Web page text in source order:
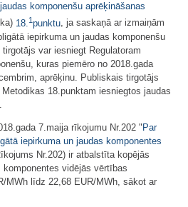
komponenšu aprēķināšanas
18. 1punktu, ja saskaņā ar izmaiņām
iepirkuma un jaudas komponenšu
var iesniegt Regulatoram
kuras piemēro no 2018.gada
aprēķinu. Publiskais tirgotājs
18.punktam iesniegtos jaudas
7.maija rīkojumu Nr.202 "Par
iepirkuma un jaudas komponentes
Nr.202) ir atbalstīta kopējās
vidējās vērtības
MWh līdz 22,68 EUR/MWh, sākot ar